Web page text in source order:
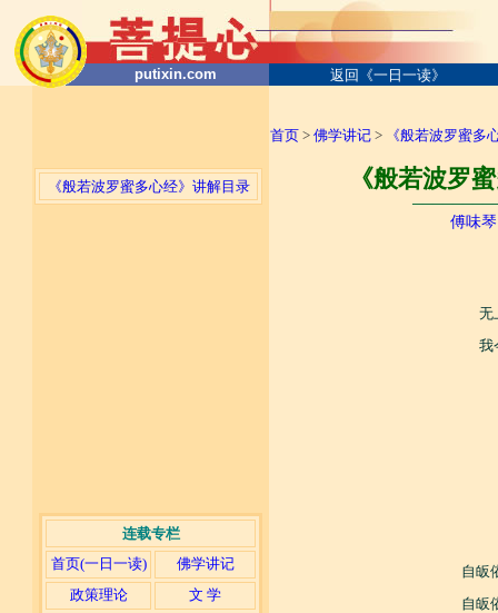
putixin.com 返回《一日一读》
《般若波罗蜜多心经》讲解目录
连载专栏
首页(一日一读)
佛学讲记
政策理论
文 学
首页 > 佛学讲记 > 《般若波罗蜜多
《般若波罗
傅味琴
无
我
自皈
自皈